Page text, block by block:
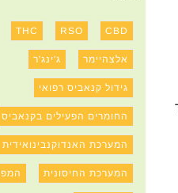
CBD
RSO
THC
אלצהיימר ג'ינג'ר
גידול קנאביס רפואי
החומרים הפעילים בקנאביס
המערכת האנדוקנבינואידית
המערכת החיסונית המפ